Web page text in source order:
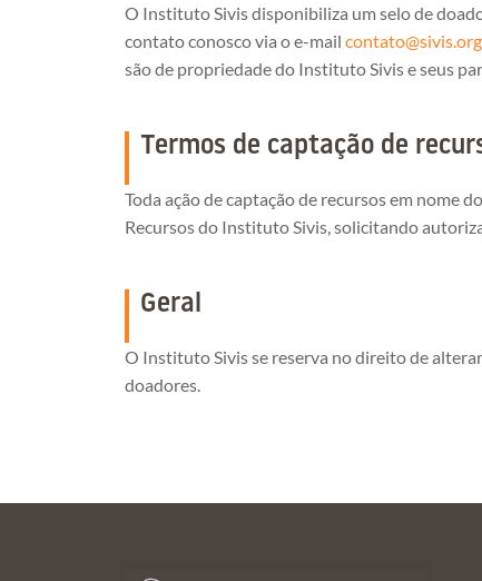
O Instituto Sivis disponibiliza um selo de
contato conosco via o e-mail
são de propriedade do Instituto Sivis e seus
Termos de captação de
Toda ação de captação de recursos em nome
Recursos do Instituto Sivis, solicitando
Geral
O Instituto Sivis se reserva no direito de
doadores.